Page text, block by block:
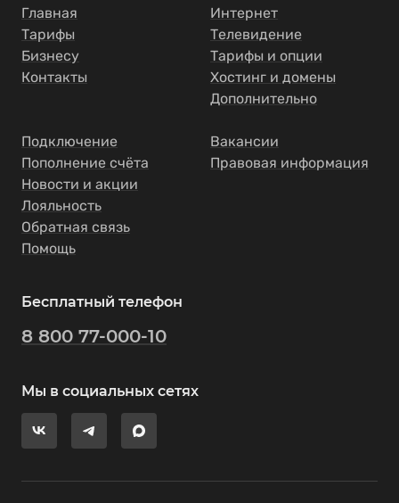
Главная
Тарифы
Бизнесу
Контакты
Интернет
Телевидение
Тарифы и опции
Хостинг и домены
Дополнительно
Подключение
Пополнение счёта
Новости и акции
Лояльность
Обратная связь
Помощь
Вакансии
Правовая информация
Бесплатный телефон
8 800 77-000-10
Мы в социальных сетях